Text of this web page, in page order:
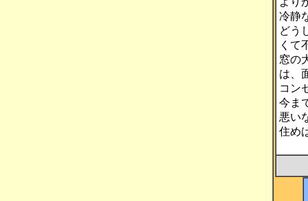
冷静
どう
くて
窓の
は、
コン
今ま
悪い
住め